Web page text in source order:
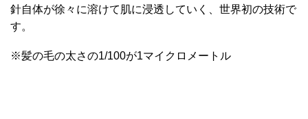
針自体が徐々に溶けて肌に浸透していく、世界初の技術で
す。
※髪の毛の太さの1/100が1マイクロメートル